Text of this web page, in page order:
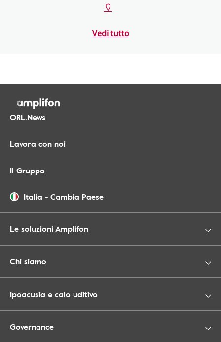
Vedi tutto
ORL.News
Lavora con noi
Il Gruppo
Italia - Cambia Paese
Le soluzioni Amplifon
Chi siamo
Ipoacusia e calo uditivo
Governance